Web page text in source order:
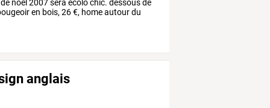
noël 2007sera écolochic. dessousde
en bois, 26€, homeautourdu
anglais